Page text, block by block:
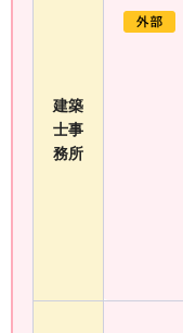
建築
士事
務所